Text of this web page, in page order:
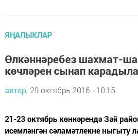
ЯҢАЛЫКЛАР
Өлкәннәребез шахмат-
көчләрен сынап
автор, 29 октябрь 2016 - 10:15
21-23 октябрь көннәрендә Зәй
исемләнгән сәламәтлекне ныгыту